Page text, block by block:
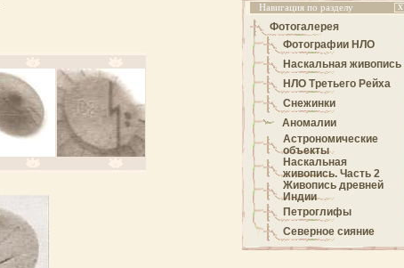
Навигация по разделу X
Фотогалерея
Фотографии НЛО
Наскальная живопись
НЛО Третьего Рейха
Снежинки
Аномалии
Астрономические
объекты
Наскальная
живопись. Часть 2
Живопись древней
Индии
Петроглифы
Северное сияние